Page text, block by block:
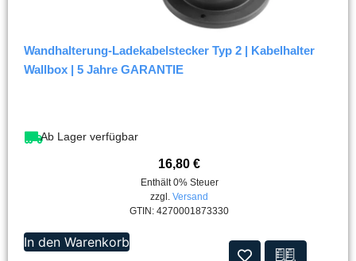
Wandhalterung-Ladekabelstecker Typ 2 | Kabelhalter
Wallbox | 5 Jahre GARANTIE
Ab Lager verfügbar
16,80 €
Enthält 0% Steuer
zzgl. Versand
GTIN: 4270001873330
In den Warenkorb